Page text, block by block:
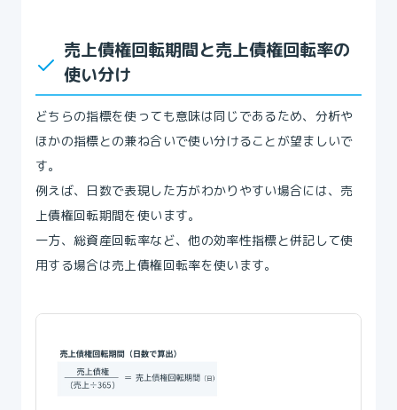
売上債権回転期間と売上債権回転率の
使い分け
どちらの指標を使っても意味は同じであるため、分析や
ほかの指標との兼ね合いで使い分けることが望ましいで
す。
例えば、日数で表現した方がわかりやすい場合には、売
上債権回転期間を使います。
一方、総資産回転率など、他の効率性指標と併記して使
用する場合は売上債権回転率を使います。